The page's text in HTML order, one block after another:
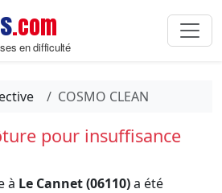
.com
en difficulté
COSMO CLEAN
pour insuffisance
à Le Cannet (06110)a été